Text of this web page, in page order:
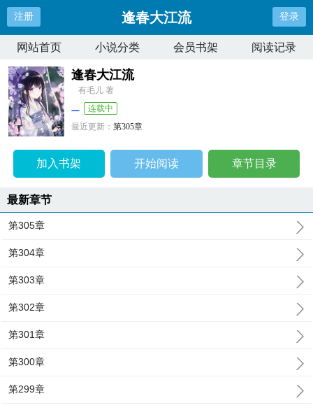
注册 逢春大江流 登录
网站首页 小说分类 会员书架 阅读记录
逢春大江流
有毛儿 著
连载中
最近更新：第305章
加入书架 开始阅读 章节目录
最新章节
第305章
第304章
第303章
第302章
第301章
第300章
第299章